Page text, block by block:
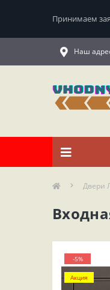
Принимаем
Наш
Двери
-5%
Акция